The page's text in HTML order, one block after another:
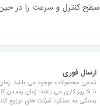
کنترل و سرعت را در
ارسال فوری
تا 5 روز کاری می باشد. زمان
بستگی به عملکرد شرکت های توزیع